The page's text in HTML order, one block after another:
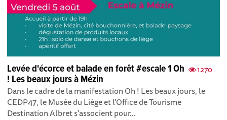
1270
Levée d'écorce et balade en forêt #escale 1 Oh
! Les beaux jours à Mézin
Dans le cadre de la manifestation Oh ! Les beaux jours, le
CEDP47, le Musée du Liège et l'Office de Tourisme
Destination Albret s'associent pour...